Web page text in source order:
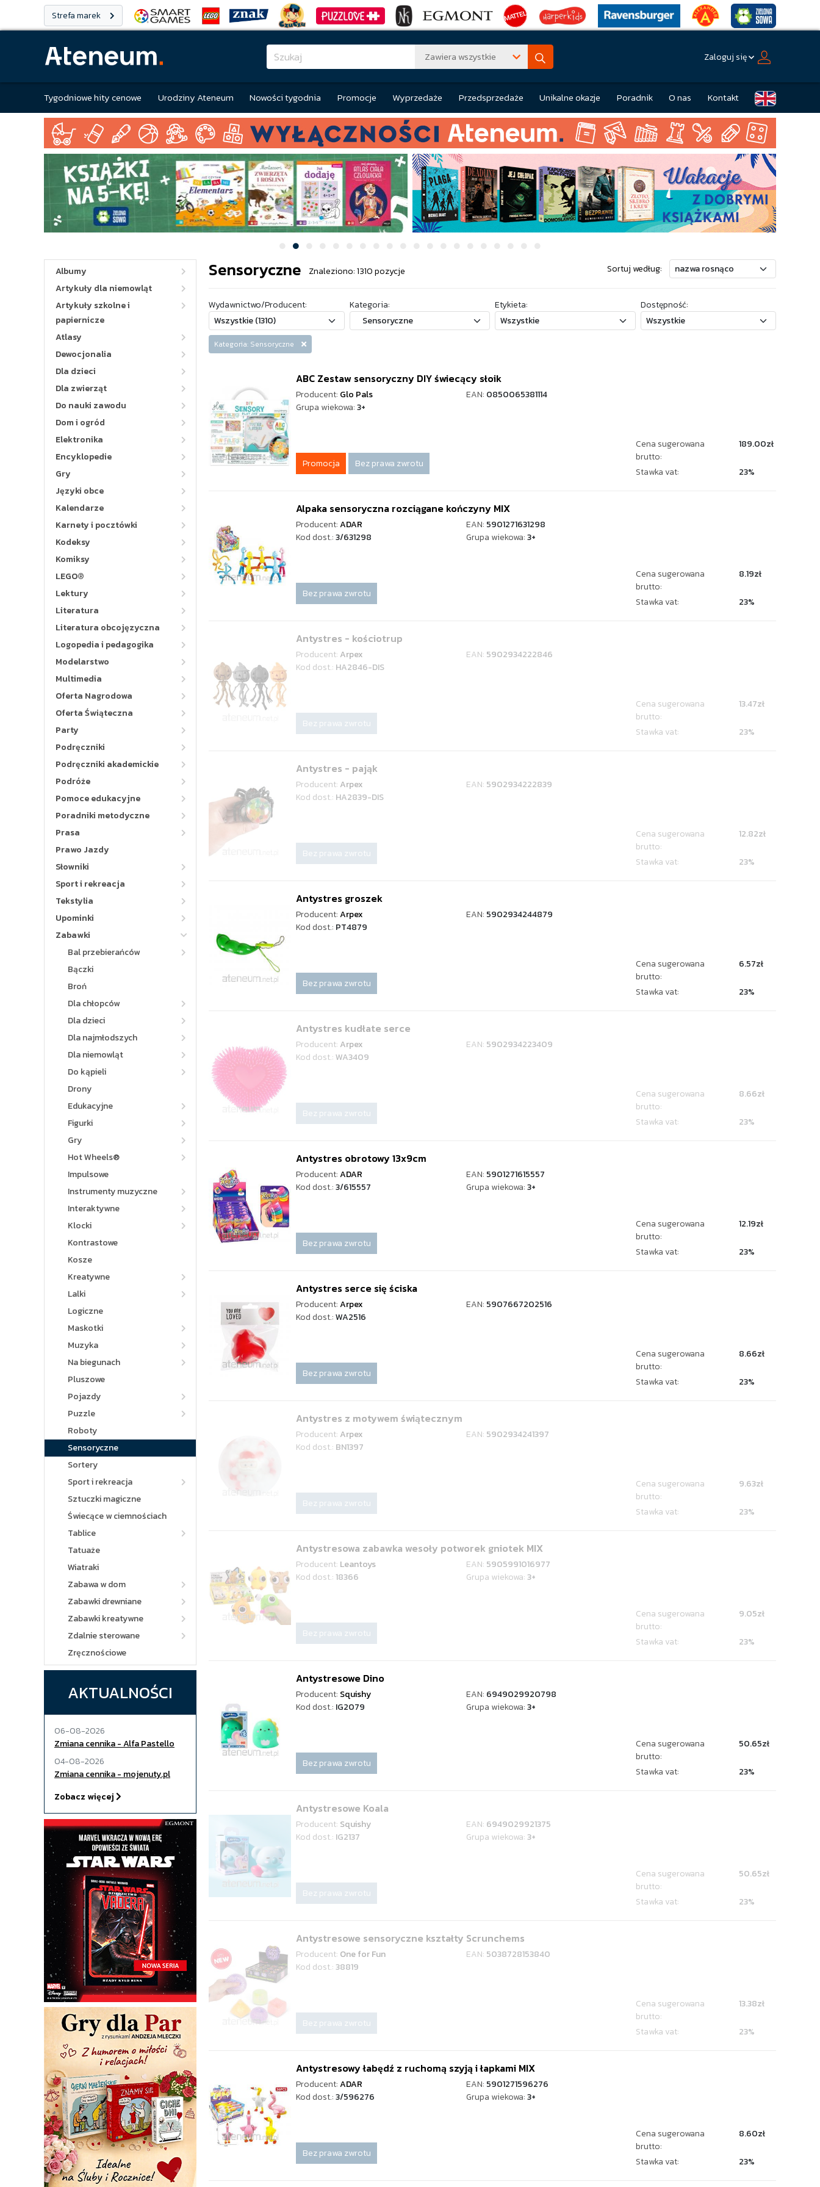
Strefa marek
Zawiera wszystkie Zaloguj się
Tygodniowe hity cenowe Urodziny Ateneum Nowości tygodnia Promocje Wyprzedaże Przedsprzedaże Unikalne okazje Poradnik O nas Kontakt
Albumy
Artykuły dla niemowląt
Artykuły szkolne i
papiernicze
Atlasy
Dewocjonalia
Dla dzieci
Dla zwierząt
Do nauki zawodu
Dom i ogród
Elektronika
Encyklopedie
Gry
Języki obce
Kalendarze
Karnety i pocztówki
Kodeksy
Komiksy
LEGO®
Lektury
Literatura
Literatura obcojęzyczna
Logopedia i pedagogika
Modelarstwo
Multimedia
Oferta Nagrodowa
Oferta Świąteczna
Party
Podręczniki
Podręczniki akademickie
Podróże
Pomoce edukacyjne
Poradniki metodyczne
Prasa
Prawo Jazdy
Słowniki
Sport i rekreacja
Tekstylia
Upominki
Zabawki
Bal przebierańców
Bączki
Broń
Dla chłopców
Dla dzieci
Dla najmłodszych
Dla niemowląt
Do kąpieli
Drony
Edukacyjne
Figurki
Gry
Hot Wheels®
Impulsowe
Instrumenty muzyczne
Interaktywne
Klocki
Kontrastowe
Kosze
Kreatywne
Lalki
Logiczne
Maskotki
Muzyka
Na biegunach
Pluszowe
Pojazdy
Puzzle
Roboty
Sensoryczne
Sortery
Sport i rekreacja
Sztuczki magiczne
Świecące w ciemnościach
Tablice
Tatuaże
Wiatraki
Zabawa w dom
Zabawki drewniane
Zabawki kreatywne
Zdalnie sterowane
Zręcznościowe
AKTUALNOŚCI
06-08-2026
Zmiana cennika - Alfa Pastello
04-08-2026
Zmiana cennika - mojenuty.pl
Zobacz więcej
Sensoryczne Znaleziono: 1310 pozycje Sortuj według:
Wydawnictwo/Producent: Kategoria: Etykieta: Dostępność:
Kategoria: Sensoryczne
ABC Zestaw sensoryczny DIY świecący słoik
Producent: Glo Pals EAN: 0850065381114
Grupa wiekowa:3+
Promocja Bez prawa zwrotu
Cena sugerowana
brutto:
189.00zł
Stawka vat: 23%
Alpaka sensoryczna rozciągane kończyny MIX
Producent:ADAR EAN: 5901271631298
Kod dost.:3/631298 Grupa wiekowa:3+
Bez prawa zwrotu
Cena sugerowana
brutto:
8.19zł
Stawka vat: 23%
Antystres - kościotrup
Producent: Arpex EAN: 5902934222846
Kod dost.: HA2846-DIS
Bez prawa zwrotu
Cena sugerowana
brutto:
13.47zł
Stawka vat: 23%
Antystres - pająk
Producent: Arpex EAN: 5902934222839
Kod dost.: HA2839-DIS
Bez prawa zwrotu
Cena sugerowana
brutto:
12.82zł
Stawka vat: 23%
Antystres groszek
Producent:Arpex EAN: 5902934244879
Kod dost.: PT4879
Bez prawa zwrotu
Cena sugerowana
brutto:
6.57zł
Stawka vat: 23%
Antystres kudłate serce
Producent: Arpex EAN: 5902934223409
Kod dost.:WA3409
Bez prawa zwrotu
Cena sugerowana
brutto:
8.66zł
Stawka vat: 23%
Antystres obrotowy 13x9cm
Producent:ADAR EAN: 5901271615557
Kod dost.:3/615557 Grupa wiekowa:3+
Bez prawa zwrotu
Cena sugerowana
brutto:
12.19zł
Stawka vat: 23%
Antystres serce się ściska
Producent:Arpex EAN: 5907667202516
Kod dost.:WA2516
Bez prawa zwrotu
Cena sugerowana
brutto:
8.66zł
Stawka vat: 23%
Antystres z motywem świątecznym
Producent: Arpex EAN: 5902934241397
Kod dost.: BN1397
Bez prawa zwrotu
Cena sugerowana
brutto:
9.63zł
Stawka vat: 23%
Antystresowa zabawka wesoły potworek gniotek MIX
Producent: Leantoys EAN: 5905991016977
Kod dost.:18366 Grupa wiekowa: 3+
Bez prawa zwrotu
Cena sugerowana
brutto:
9.05zł
Stawka vat: 23%
Antystresowe Dino
Producent: Squishy EAN: 6949029920798
Kod dost.: IG2079 Grupa wiekowa:3+
Bez prawa zwrotu
Cena sugerowana
brutto:
50.65zł
Stawka vat: 23%
Antystresowe Koala
Producent: Squishy EAN: 6949029921375
Kod dost.: IG2137 Grupa wiekowa: 3+
Bez prawa zwrotu
Cena sugerowana
brutto:
50.65zł
Stawka vat: 23%
Antystresowe sensoryczne kształty Scrunchems
Producent: One for Fun EAN: 5038728153840
Kod dost.: 38819
Bez prawa zwrotu
Cena sugerowana
brutto:
13.38zł
Stawka vat: 23%
Antystresowy łabędź z ruchomą szyją i łapkami MIX
Producent:ADAR EAN: 5901271596276
Kod dost.:3/596276 Grupa wiekowa:3+
Bez prawa zwrotu
Cena sugerowana
brutto:
8.60zł
Stawka vat: 23%